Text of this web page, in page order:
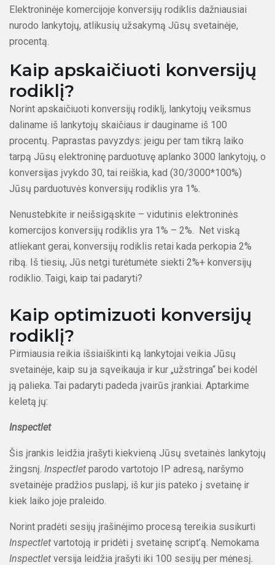
Elektroninėje komercijoje konversijų rodiklis dažniausiai
nurodo lankytojų, atlikusių užsakymą Jūsų svetainėje,
procentą.
Kaip apskaičiuoti konversijų
rodiklį?
Norint apskaičiuoti konversijų rodiklį, lankytojų veiksmus
daliname iš lankytojų skaičiaus ir dauginame iš 100
procentų. Paprastas pavyzdys: jeigu per tam tikrą laiko
tarpą Jūsų elektroninę parduotuvę aplanko 3000 lankytojų, o
konversijas įvykdo 30, tai reiškia, kad (30/3000*100%)
Jūsų parduotuvės konversijų rodiklis yra 1%.
Nenustebkite ir neišsigąskite – vidutinis elektroninės
komercijos konversijų rodiklis yra 1% – 2%.
Net viską
atliekant gerai, konversijų rodiklis retai kada perkopia 2%
ribą. Iš tiesių, Jūs netgi turėtumėte siekti 2%+ konversijų
rodiklio. Taigi, kaip tai padaryti?
Kaip optimizuoti konversijų
rodiklį?
Pirmiausia reikia išsiaiškinti ką lankytojai veikia Jūsų
svetainėje, kaip su ja sąveikauja ir kur „užstringa“ bei kodėl
ją palieka. Tai padaryti padeda įvairūs įrankiai. Aptarkime
keletą jų:
Inspectlet
Šis įrankis leidžia įrašyti kiekvieną Jūsų svetainės lankytojų
žingsnį. Inspectlet parodo vartotojo IP adresą, naršymo
svetainėje pradžios puslapį, iš kur jis pateko į svetainę ir
kiek laiko joje praleido.
Norint pradėti sesijų įrašinėjimo procesą tereikia susikurti
Inspectlet vartotoją ir pridėti į svetainę script’ą. Nemokama
Inspectlet versija leidžia įrašyti iki 100 sesijų per mėnesį.